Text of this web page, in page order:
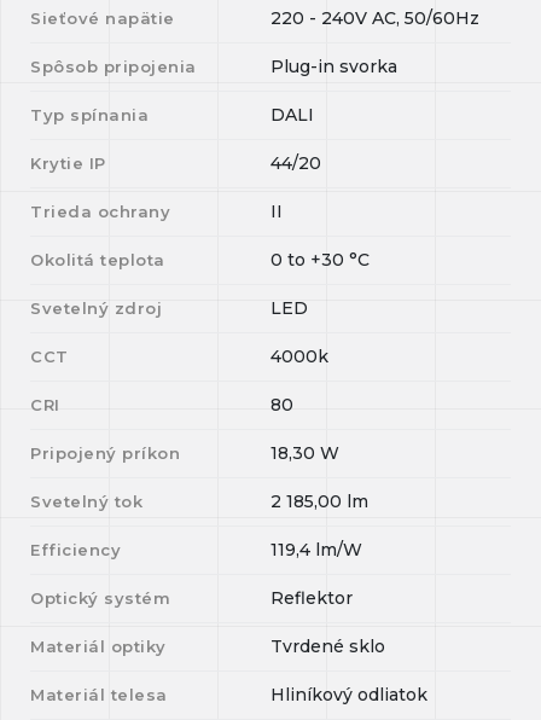
Sieťové napätie 220 - 240V AC, 50/60Hz
Spôsob pripojenia Plug-in svorka
Typ spínania DALI
Krytie IP 44/20
Trieda ochrany II
Okolitá teplota 0 to +30 °C
Svetelný zdroj LED
CCT 4000k
CRI 80
Pripojený príkon 18,30 W
Svetelný tok 2 185,00 lm
Efficiency 119,4 lm/W
Optický systém Reflektor
Materiál optiky Tvrdené sklo
Materiál telesa Hliníkový odliatok